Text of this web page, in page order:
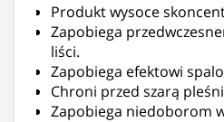
Produkt wysoce
Zapobiega
liści.
Zapobiega efektowi
Chroni przed szarą
Zapobiega niedoborom